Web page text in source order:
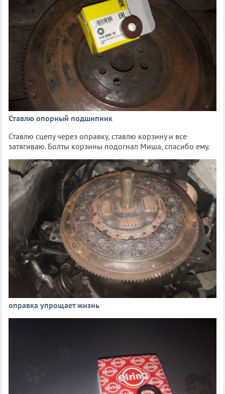
Ставлю опорный подшипник
Ставлю сцепу через оправку, ставлю корзину и все
затягиваю. Болты корзины подогнал Миша, спасибо ему.
оправка упрощает жизнь